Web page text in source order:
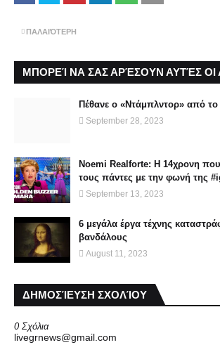
ΠΑΛΑΙΌΤΕΡΗ
ΜΠΟΡΕΊ ΝΑ ΣΑΣ ΑΡΈΣΟΥΝ ΑΥΤΈΣ ΟΙ
Πέθανε ο «Ντάμπλντορ» από το
September 28, 2023
Noemi Realforte: Η 14χρονη
τους πάντες με την φωνή της
September 13, 2023
6 μεγάλα έργα τέχνης
βανδάλους
August 11, 2023
ΔΗΜΟΣΊΕΥΣΗ ΣΧΟΛΊΟΥ
0 Σχόλια
livegrnews@gmail.com